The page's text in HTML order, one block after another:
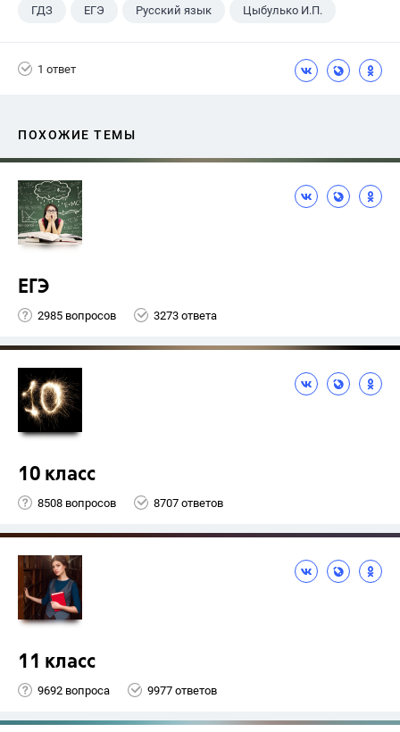
ГДЗ ЕГЭ Русский язык Цыбулько И.П.
1 ответ
ПОХОЖИЕ ТЕМЫ
ЕГЭ
2985 вопросов 3273 ответа
10 класс
8508 вопросов 8707 ответов
11 класс
9692 вопроса 9977 ответов